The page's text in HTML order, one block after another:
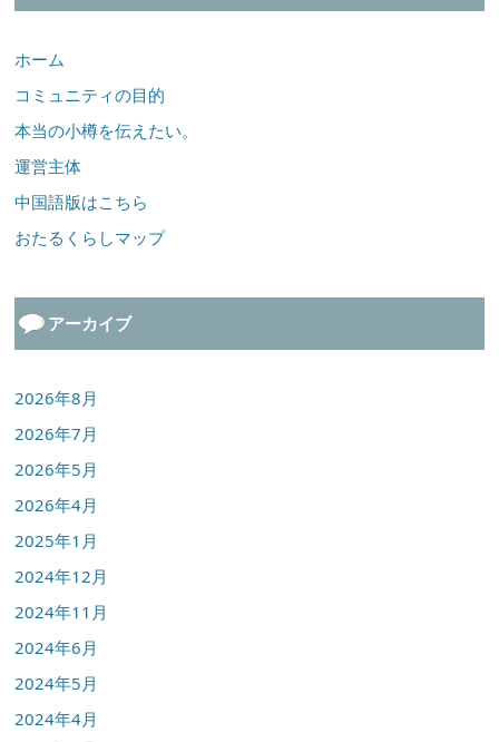
ホーム
コミュニティの目的
本当の小樽を伝えたい。
運営主体
中国語版はこちら
おたるくらしマップ
アーカイブ
2026年8月
2026年7月
2026年5月
2026年4月
2025年1月
2024年12月
2024年11月
2024年6月
2024年5月
2024年4月